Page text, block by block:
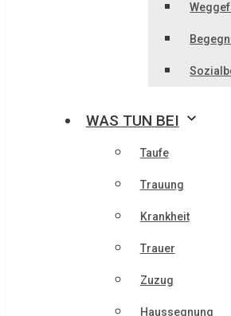
WAS TUN BEI
Taufe
Trauung
Krankheit
Trauer
Zuzug
Haussegnung